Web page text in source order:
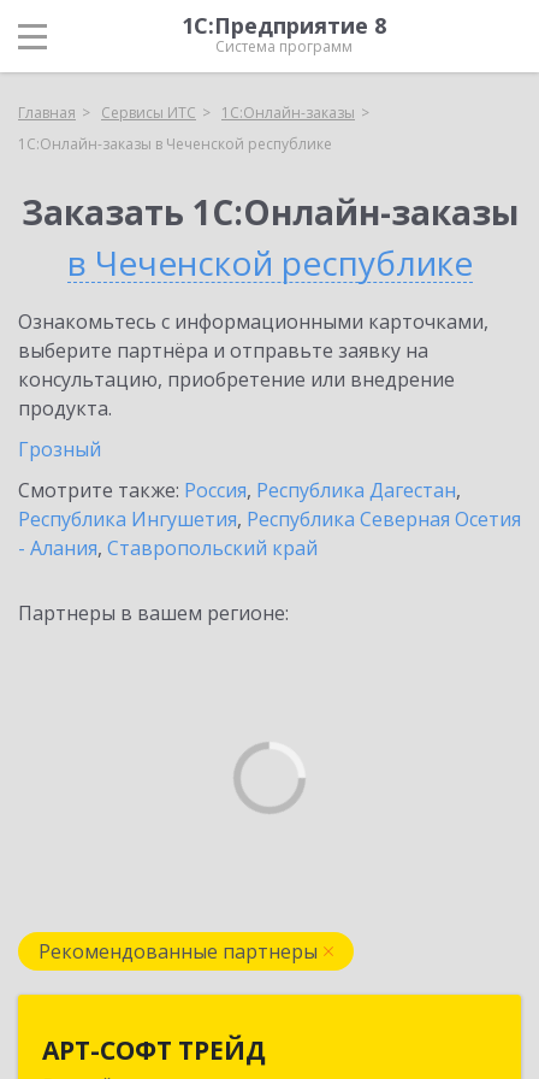
1С:Предприятие 8
Система программ
Главная Сервисы ИТС
1С:Онлайн-заказы
1С:Онлайн-заказы в Чеченской республике
Заказать 1С:Онлайн-заказы
в Чеченской республике
Ознакомьтесь с информационными карточками,
выберите партнёра и отправьте заявку на
консультацию, приобретение или внедрение
продукта.
Грозный
Смотрите также: Россия, Республика Дагестан,
Республика Ингушетия, Республика Северная Осетия
- Алания, Ставропольский край
Партнеры в вашем регионе:
Рекомендованные партнеры
АРТ-СОФТ ТРЕЙД